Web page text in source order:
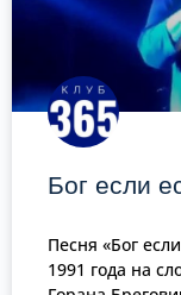
Бог если
Песня «Бог
1991 года на